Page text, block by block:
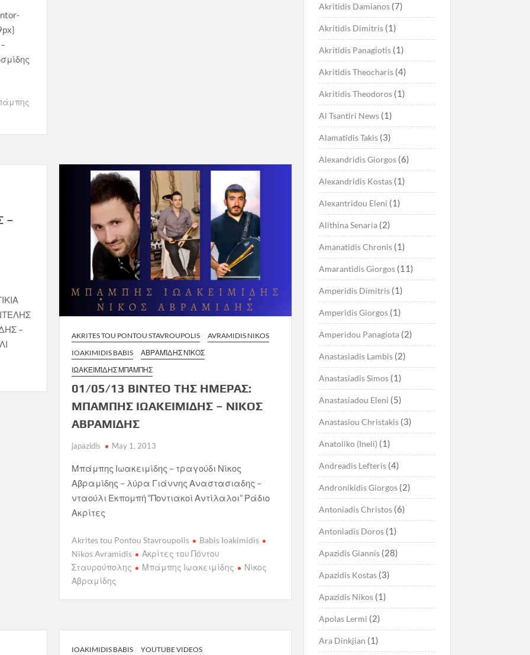
–
–
AKRITES TOU PONTOU STAVROUPOLIS
AVRAMIDIS NIKOS
IOAKIMIDIS BABIS
ΑΒΡΑΜΊΔΗΣ ΝΊΚΟΣ
ΙΩΑΚΕΙΜΊΔΗΣ ΜΠΆΜΠΗΣ
01/05/13 ΒΙΝΤΕΟ ΤΗΣ ΗΜΕΡΑΣ:
ΜΠΑΜΠΗΣ ΙΩΑΚΕΙΜΙΔΗΣ – ΝΙΚΟΣ
ΑΒΡΑΜΙΔΗΣ
japazidis May 1, 2013
Μπάμπης Ιωακειμίδης – τραγούδι Νίκος
Αβραμίδης – λύρα Γιάννης Αναστασιαδης –
νταούλι Εκπομπή “Ποντιακοί Αντίλαλοι” Ράδιο
Ακρίτες
Akrites tou Pontou Stavroupolis
Babis Ioakimidis
Nikos Avramidis
Ακρίτες του Πόντου
Σταυρούπολης
Μπάμπης Ιωακειμίδης
Νίκος
Αβραμίδης
IOAKIMIDIS BABIS
YOUTUBE VIDEOS
Akritidis Damianos(7)
Akritidis Dimitris(1)
Akritidis Panagiotis(1)
Akritidis Theocharis(4)
Akritidis Theodoros(1)
Al Tsantiri News(1)
Alamatidis Takis(3)
Alexandridis Giorgos(6)
Alexandridis Kostas(1)
Alexantridou Eleni (1)
Alithina Senaria(2)
Amanatidis Chronis(1)
Amarantidis Giorgos(11)
Amperidis Dimitris(1)
Amperidis Giorgos(1)
Amperidou Panagiota(2)
Anastasiadis Lambis(2)
Anastasiadis Simos(1)
Anastasiadou Eleni (5)
Anastasiou Christakis(3)
Anatoliko (Ineli) (1)
Andreadis Lefteris(4)
Andronikidis Giorgos(2)
Antoniadis Christos(6)
Antoniadis Doros(1)
Apazidis Giannis(28)
Apazidis Kostas(3)
Apazidis Nikos(1)
Apolas Lermi (2)
Ara Dinkjian (1)